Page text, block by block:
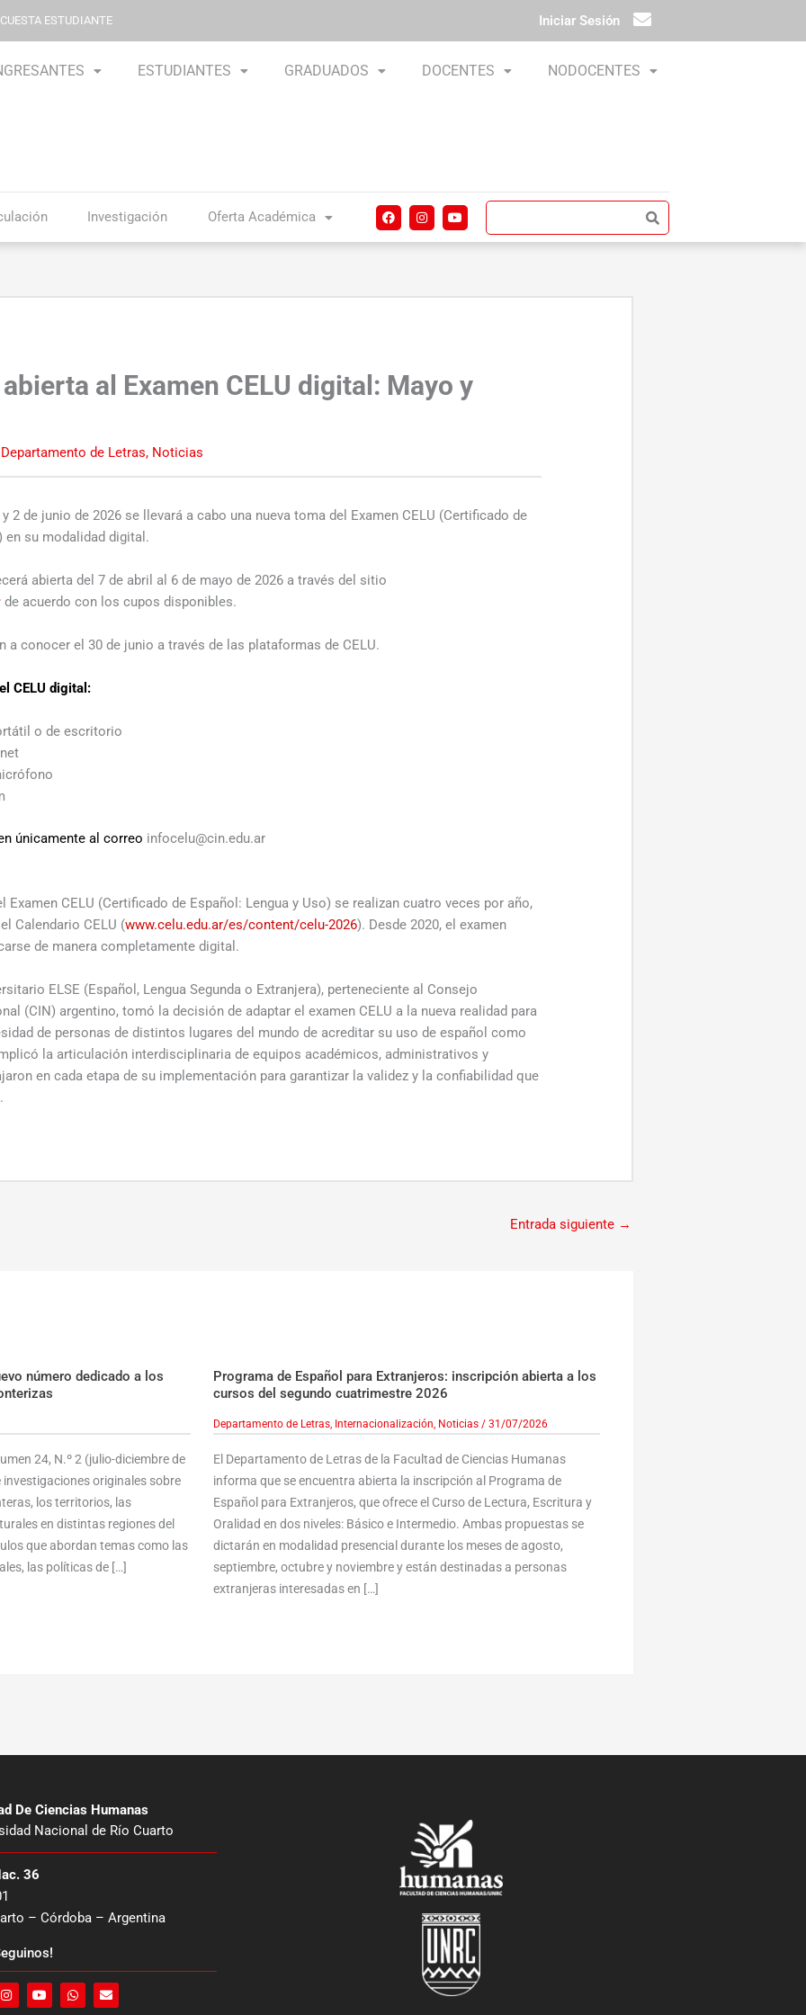
ESTUDIANTE Iniciar Sesión
ESTUDIANTES GRADUADOS DOCENTES NODOCENTES
Investigación Oferta Académica
F
a
k
I
n
a
Y
o
al Examen CELU digital: Mayo y
Departamento de Letras, Noticias
2 de junio de 2026 se llevará a cabo una nueva toma del Examen CELU (Certificado de
en su modalidad digital.
abierta del 7 de abril al 6 de mayo de 2026 a través del sitio
de acuerdo con los cupos disponibles.
a conocer el 30 de junio a través de las plataformas de CELU.
CELU digital:
o de escritorio
únicamente al correo infocelu@cin.edu.ar
Examen CELU (Certificado de Español: Lengua y Uso) se realizan cuatro veces por año,
Calendario CELU (www.celu.edu.ar/es/content/celu-2026). Desde 2020, el examen
de manera completamente digital.
ELSE (Español, Lengua Segunda o Extranjera), perteneciente al Consejo
(CIN) argentino, tomó la decisión de adaptar el examen CELU a la nueva realidad para
de personas de distintos lugares del mundo de acreditar su uso de español como
la articulación interdisciplinaria de equipos académicos, administrativos y
en cada etapa de su implementación para garantizar la validez y la confiabilidad que
Entrada siguiente →
número dedicado a los
24, N.º 2 (julio-diciembre de
originales sobre
los territorios, las
en distintas regiones del
que abordan temas como las
las políticas de […]
Programa de Español para Extranjeros: inscripción abierta a los
cursos del segundo cuatrimestre 2026
Departamento de Letras, Internacionalización Noticias/ 31/07/2026
El Departamento de Letras de la Facultad de Ciencias Humanas
informa que se encuentra abierta la inscripción al Programa de
Español para Extranjeros, que ofrece el Curso de Lectura, Escritura y
Oralidad en dos niveles: Básico e Intermedio. Ambas propuestas se
dictarán en modalidad presencial durante los meses de agosto,
septiembre, octubre y noviembre y están destinadas a personas
extranjeras interesadas en […]
De Ciencias Humanas
Nacional de Río Cuarto
36
– Córdoba – Argentina
I
n
Y
o
W
h
E
n